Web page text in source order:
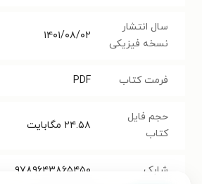
سال انتشار
نسخه فیزیکی
۱۴۰۱/۰۸/۰۲
فرمت کتاب PDF
حجم فایل
کتاب
۲۴.۵۸ مگابایت
شابک ۹۷۸۹۶۴۳۸۶۵۴۵۰